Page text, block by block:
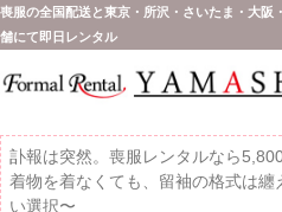
喪服の全国配送と東京・所沢・さいたま・大阪
舗にて即日レンタル
訃報は突然。喪服レンタルなら
着物を着なくても、留袖の格式は
い選択〜